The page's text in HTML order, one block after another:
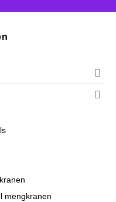
mengkranen